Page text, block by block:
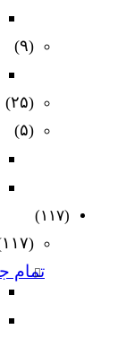
(۹)
(۲۵)
(۵)
(۱۱۷)
(۱۱۷)
تمام